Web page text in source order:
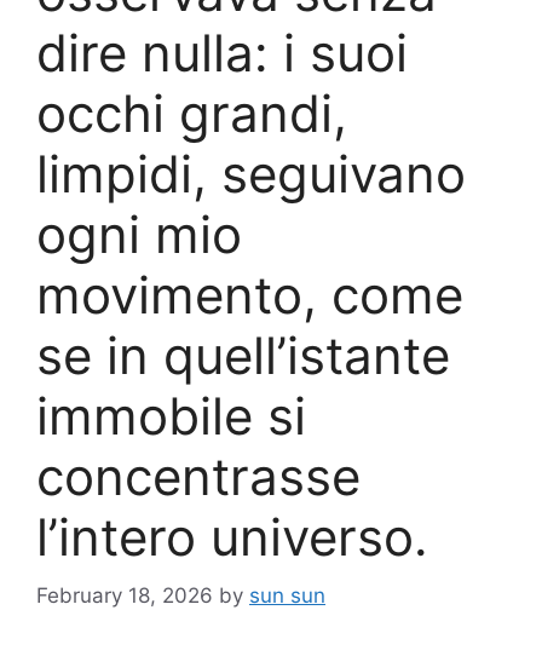
dire nulla: i suoi
occhi grandi,
limpidi, seguivano
ogni mio
movimento, come
se in quell’istante
immobile si
concentrasse
l’intero universo.
February 18, 2026 by sun sun